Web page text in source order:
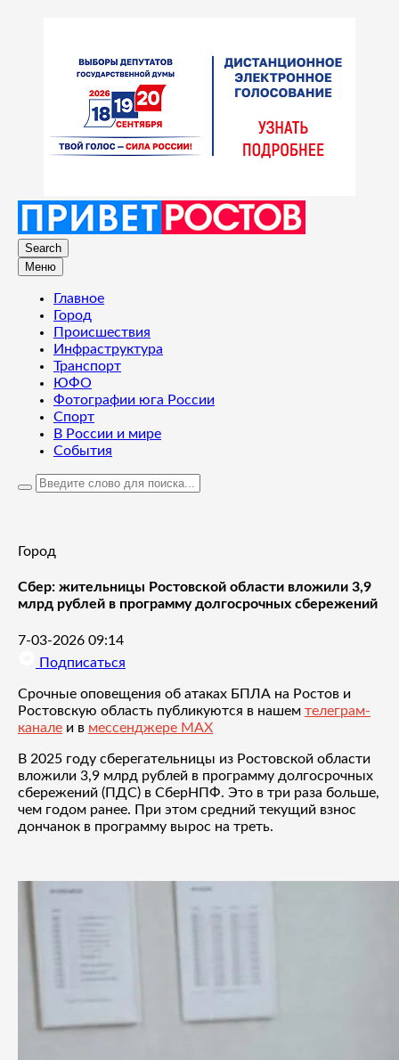
Search
Меню
Главное
Город
Происшествия
Инфраструктура
Транспорт
ЮФО
Фотографии юга России
Спорт
В России и мире
События
Город
Сбер: жительницы Ростовской области вложили 3,9
млрд рублей в программу долгосрочных сбережений
7-03-2026 09:14
Подписаться
Срочные оповещения об атаках БПЛА на Ростов и
Ростовскую область публикуются в нашем телеграм-
канале и в мессенджере MAX
В 2025 году сберегательницы из Ростовской области
вложили 3,9 млрд рублей в программу долгосрочных
сбережений (ПДС) в СберНПФ. Это в три раза больше,
чем годом ранее. При этом средний текущий взнос
дончанок в программу вырос на треть.